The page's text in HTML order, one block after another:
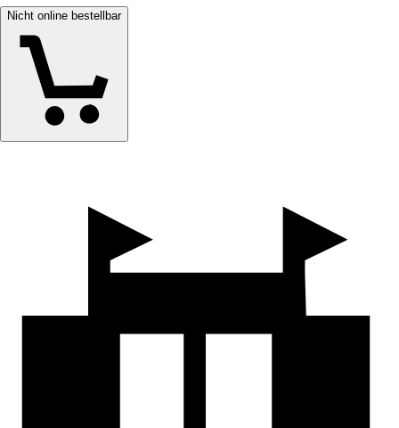
Nicht online bestellbar